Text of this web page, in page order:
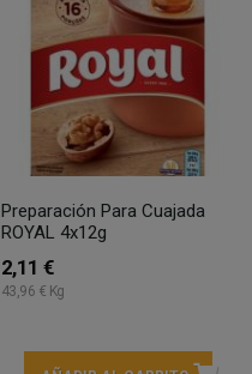
Preparación Para Cuajada
ROYAL 4x12g
2,11 €
43,96 € Kg